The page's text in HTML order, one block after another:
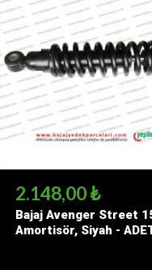
2.148,00 ₺
Bajaj Avenger Street
Amortisör, Siyah -